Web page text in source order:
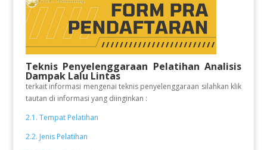
Teknis Penyelenggaraan Pelatihan Analisis
Dampak Lalu Lintas
terkait informasi mengenai teknis penyelenggaraan silahkan klik
tautan di informasi yang diinginkan :
2.1. Tempat Pelatihan
2.2. Jenis Pelatihan